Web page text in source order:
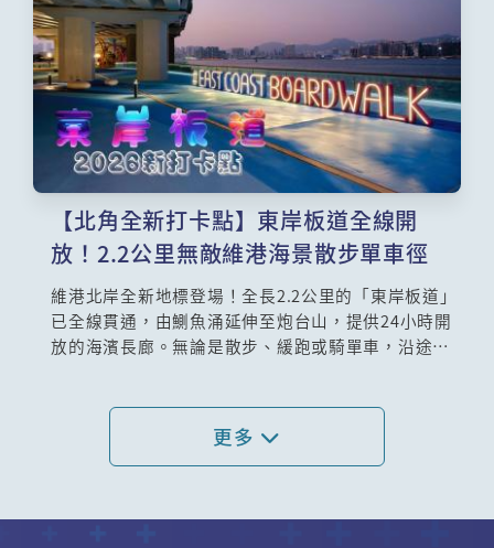
「體重管理年」的號召，香港特區政府近日推出了首
份《體重管理行動計劃》，這個計劃的頭炮活動，就
是一個適合一家大細、免費入場的週末好去處——
「體重管理×日行萬步挑戰」啓動禮暨嘉年華！
【北角全新打卡點】東岸板道全線開
放！2.2公里無敵維港海景散步單車徑
維港北岸全新地標登場！全長2.2公里的「東岸板道」
已全線貫通，由鰂魚涌延伸至炮台山，提供24小時開
放的海濱長廊。無論是散步、緩跑或騎單車，沿途皆
遊。即日起，來東岸板道體驗城市與海濱交融的悠閒
時光，探索港島北岸最美海岸線！
更多